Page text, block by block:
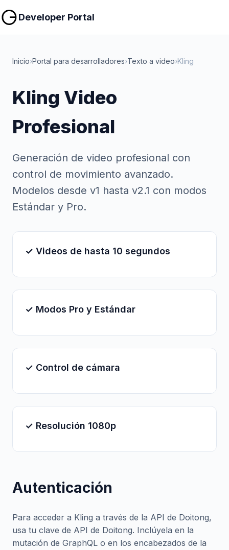
Developer Portal
Inicio›Portal para desarrolladores›Texto a video›Kling
Kling Video
Profesional
Generación de video profesional con
control de movimiento avanzado.
Modelos desde v1 hasta v2.1 con modos
Estándar y Pro.
✓ Videos de hasta 10 segundos
✓ Modos Pro y Estándar
✓ Control de cámara
✓ Resolución 1080p
Autenticación
Para acceder a Kling a través de la API de Doitong,
usa tu clave de API de Doitong. Inclúyela en la
mutación de GraphQL o en los encabezados de la